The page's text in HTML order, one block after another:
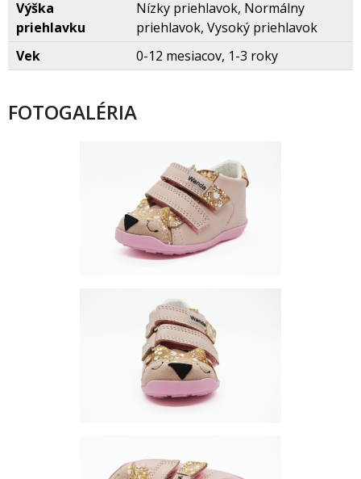
Výška
priehlavku
Nízky priehlavok, Normálny
priehlavok, Vysoký priehlavok
Vek
0-12 mesiacov, 1-3 roky
FOTOGALÉRIA